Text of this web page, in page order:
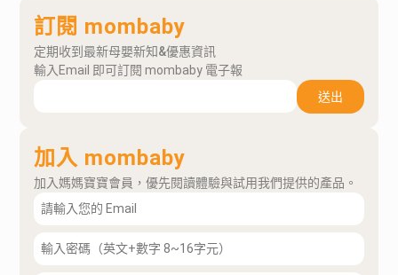
訂閱 mombaby
定期收到最新母嬰新知&優惠資訊
輸入Email 即可訂閱 mombaby 電子報
送出
加入 mombaby
加入媽媽寶寶會員，優先閱讀體驗與試用我們提供的產品。